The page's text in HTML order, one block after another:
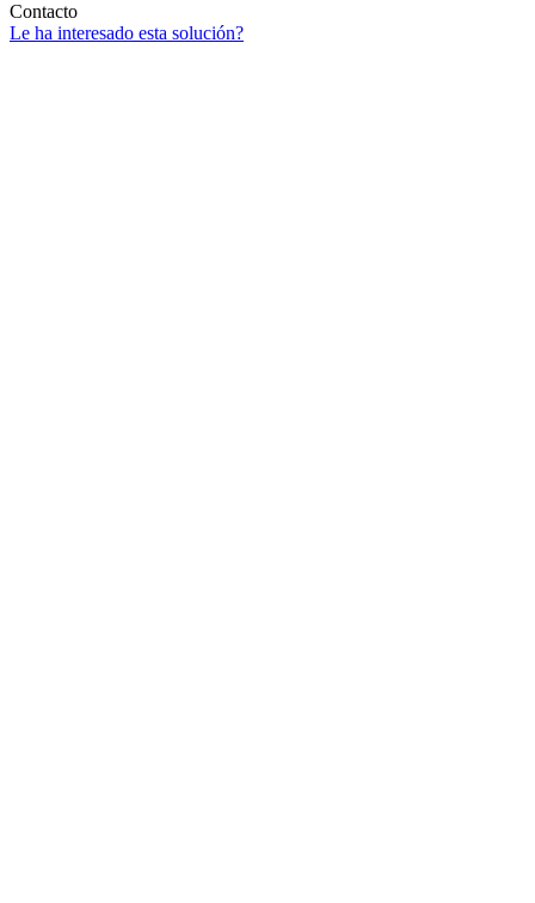
Contacto
Le ha interesado esta solución?